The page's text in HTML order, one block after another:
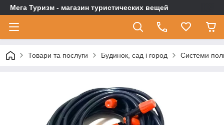
Мега Туризм - магазин туристических вещей
Товари та послуги Будинок, сад і город Системи